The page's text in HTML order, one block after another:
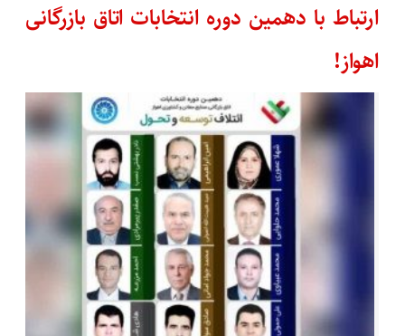
ارتباط با دهمین دوره انتخابات اتاق بازرگانی
اهواز!